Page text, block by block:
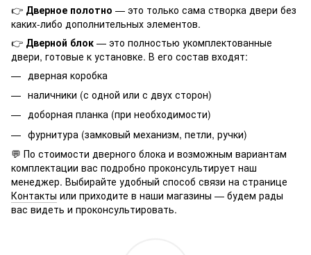
👉 Дверное полотно — это только сама створка двери без
каких-либо дополнительных элементов.
👉 Дверной блок — это полностью укомплектованные
двери, готовые к установке. В его состав входят:
дверная коробка
наличники (с одной или с двух сторон)
доборная планка (при необходимости)
фурнитура (замковый механизм, петли, ручки)
💬 По стоимости дверного блока и возможным вариантам
комплектации вас подробно проконсультирует наш
менеджер. Выбирайте удобный способ связи на странице
Контакты или приходите в наши магазины — будем рады
вас видеть и проконсультировать.